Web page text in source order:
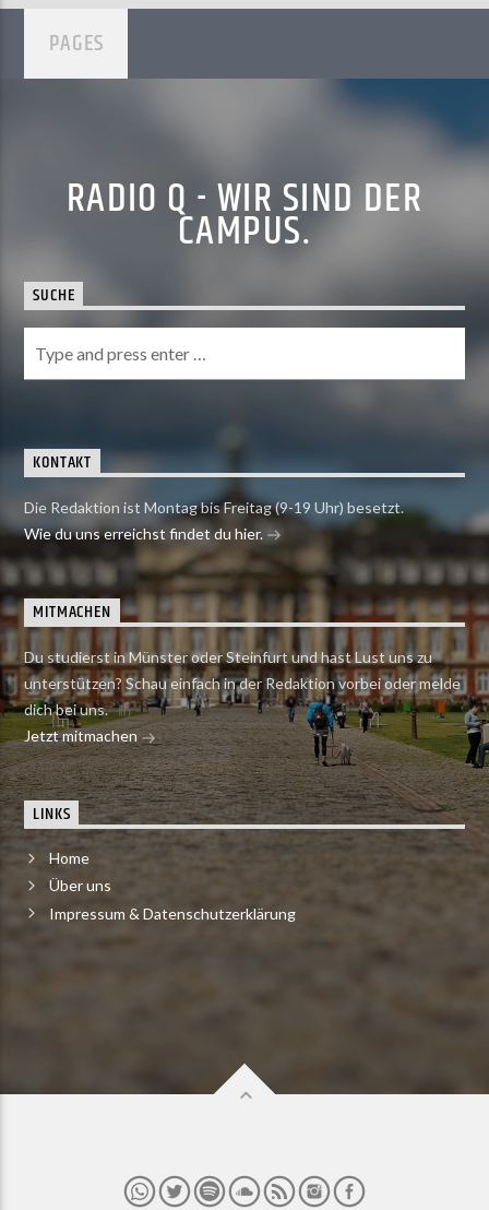
PAGES
RADIO Q - WIR SIND DER
CAMPUS.
SUCHE
KONTAKT
Die Redaktion ist Montag bis Freitag (9-19 Uhr) besetzt.
Wie du uns erreichst findet du hier.
MITMACHEN
Du studierst in Münster oder Steinfurt und hast Lust uns zu
unterstützen? Schau einfach in der Redaktion vorbei oder melde
dich bei uns.
Jetzt mitmachen
LINKS
Home
Über uns
Impressum & Datenschutzerklärung